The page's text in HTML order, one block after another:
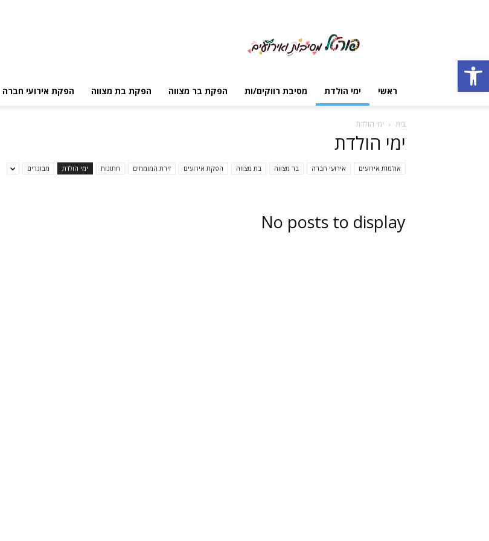
Open toolbar
ואירועים
ראשי ימי הולדת מסיבת רווקים/ות הפקת בר מצווה הפקת בת מצווה הפקת אירועי חברה
בית ימי הולדת
ימי הולדת
אולמות אירועים אירועי חברה בר מצווה בת מצווה הפקת אירועים זירת המומחים חתונות ימי הולדת מבוגרים
No posts to display